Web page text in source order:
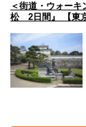
＜街道・ウォー
松 2日間』 【東